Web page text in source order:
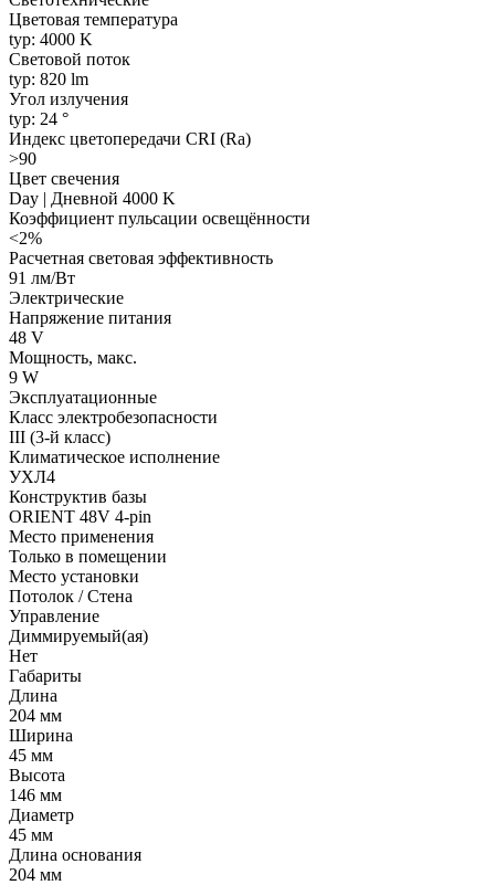
Цветовая температура
typ: 4000 K
Световой поток
typ: 820 lm
Угол излучения
typ: 24 °
Индекс цветопередачи CRI (Ra)
>90
Цвет свечения
Day | Дневной 4000 K
Коэффициент пульсации освещённости
<2%
Расчетная световая эффективность
91 лм/Вт
Электрические
Напряжение питания
48 V
Мощность, макс.
9 W
Эксплуатационные
Класс электробезопасности
III (3-й класс)
Климатическое исполнение
УХЛ4
Конструктив базы
ORIENT 48V 4-pin
Место применения
Только в помещении
Место установки
Потолок / Cтена
Управление
Диммируемый(ая)
Нет
Габариты
Длина
204 мм
Ширина
45 мм
Высота
146 мм
Диаметр
45 мм
Длина основания
204 мм